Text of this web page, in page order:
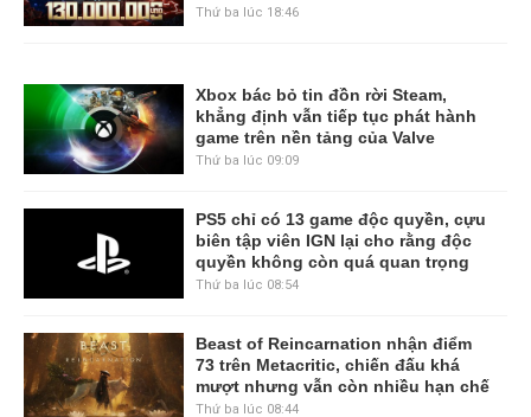
Thứ ba lúc 18:46
Xbox bác bỏ tin đồn rời Steam,
khẳng định vẫn tiếp tục phát hành
game trên nền tảng của Valve
Thứ ba lúc 09:09
PS5 chỉ có 13 game độc quyền, cựu
biên tập viên IGN lại cho rằng độc
quyền không còn quá quan trọng
Thứ ba lúc 08:54
Beast of Reincarnation nhận điểm
73 trên Metacritic, chiến đấu khá
mượt nhưng vẫn còn nhiều hạn chế
Thứ ba lúc 08:44